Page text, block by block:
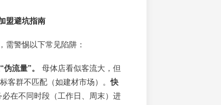
盟避坑指南
需警惕以下常见陷阱：
流量”。
母体店看似客流大，但
客群不匹配（如建材市场）。快
在不同时段（工作日、周末）进